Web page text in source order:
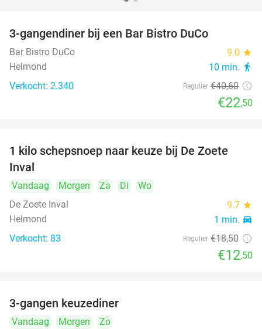
3-gangendiner bij een Bar Bistro DuCo
Bar Bistro DuCo 9.0 star
Helmond 10 min. directions_walk
Verkocht: 2.340 Regulier €40,60
€22,50
32%
1 kilo schepsnoep naar keuze bij De Zoete
Inval
Vandaag Morgen Za Di
Wo
De Zoete Inval
9.7 star
Helmond 1 min. directions_car
Verkocht: 83 Regulier €18,50
€12,50
3-gangen keuzediner
Vandaag Morgen
Zo